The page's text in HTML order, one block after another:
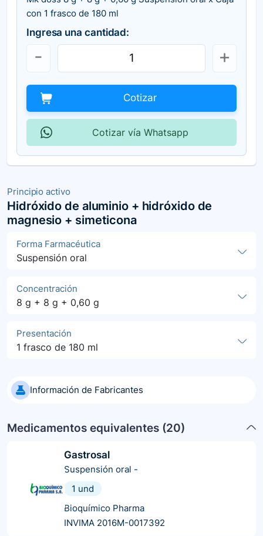
Principio activo
Hidróxido de aluminio + hidróxido de
magnesio + simeticona
Forma Farmacéutica
Suspensión oral
Concentración
8 g + 8 g + 0,60 g
Presentación
1 frasco de 180 ml
Información de Fabricantes
Medicamentos equivalentes (20)
Gastrosal
Suspensión oral -
1 und
Bioquímico Pharma
INVIMA 2016M-0017392
con 1 frasco de 180 ml
Ingresa una cantidad:
Cotizar
Cotizar vía Whatsapp